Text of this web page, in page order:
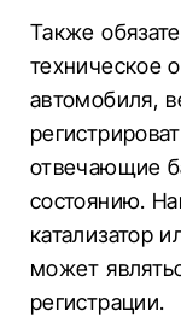
Также
техническое
автомобиля,
отвечающие
состоянию.
катализатор
может
регистрации.